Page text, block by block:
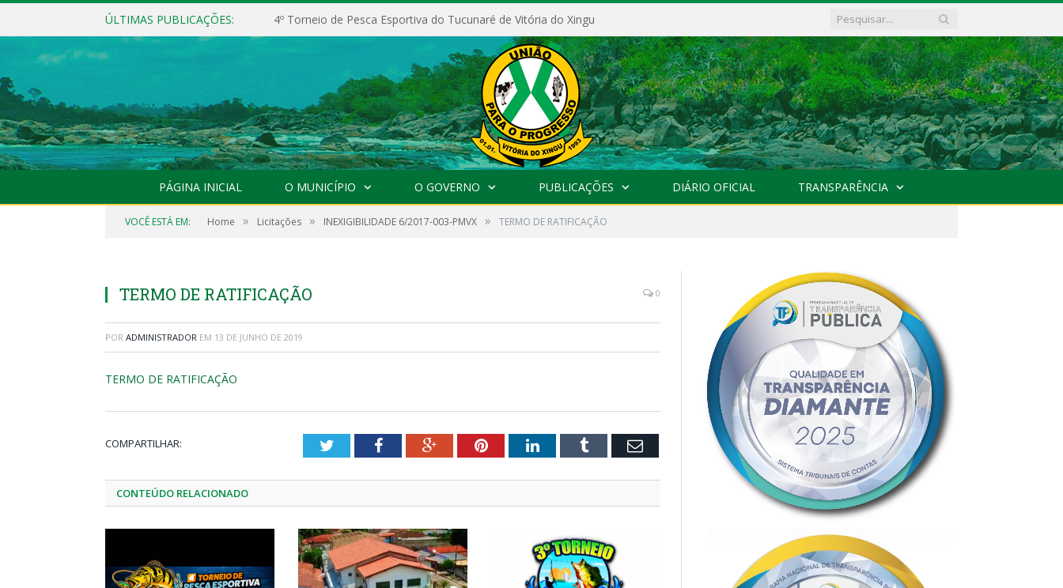
ÚLTIMAS PUBLICAÇÕES: 4º Torneio de Pesca Esportiva do Tucunaré de Vitória do Xingu
PÁGINA INICIAL O MUNICÍPIO O GOVERNO PUBLICAÇÕES DIÁRIO OFICIAL TRANSPARÊNCIA
VOCÊ ESTÁ EM: Home » Licitações » INEXIGIBILIDADE 6/2017-003-PMVX » TERMO DE RATIFICAÇÃO
TERMO DE RATIFICAÇÃO 0
POR ADMINISTRADOR EM 13 DE JUNHO DE 2019
TERMO DE RATIFICAÇÃO
COMPARTILHAR: TwitterFacebookGoogle+PinterestLinkedInTumblr Email
CONTEÚDO RELACIONADO